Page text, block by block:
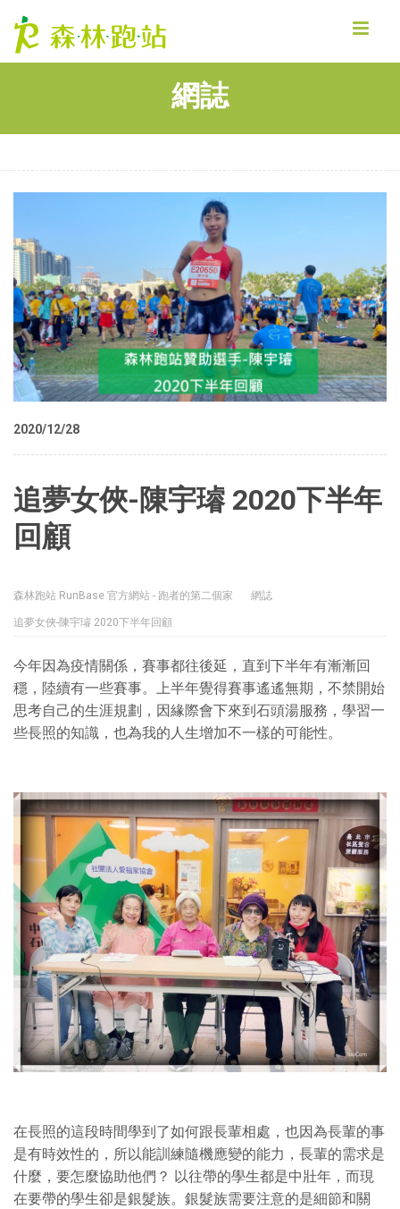
網誌
2020/12/28
追夢女俠-陳宇璿 2020下半年
回顧
森林跑站 RunBase 官方網站 - 跑者的第二個家 網誌
追夢女俠-陳宇璿 2020下半年回顧
今年因為疫情關係，賽事都往後延，直到下半年有漸漸回
穩，陸續有一些賽事。上半年覺得賽事遙遙無期，不禁開始
思考自己的生涯規劃，因緣際會下來到石頭湯服務，學習一
些長照的知識，也為我的人生增加不一樣的可能性。
在長照的這段時間學到了如何跟長輩相處，也因為長輩的事
是有時效性的，所以能訓練隨機應變的能力，長輩的需求是
什麼，要怎麼協助他們？ 以往帶的學生都是中壯年，而現
在要帶的學生卻是銀髮族。銀髮族需要注意的是細節和關